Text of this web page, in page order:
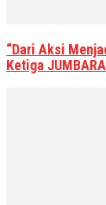
“Dari Aksi
Ketiga